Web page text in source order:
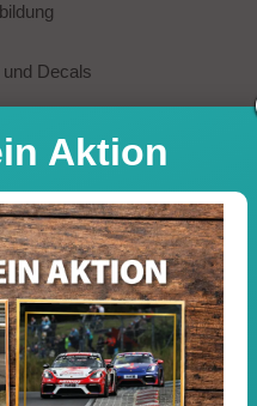
Decals
251,95
Sofort versandfertig, Lieferfrist 1-3
inkl. MwSt. zzgl.
in den Warenkorb
Aktion